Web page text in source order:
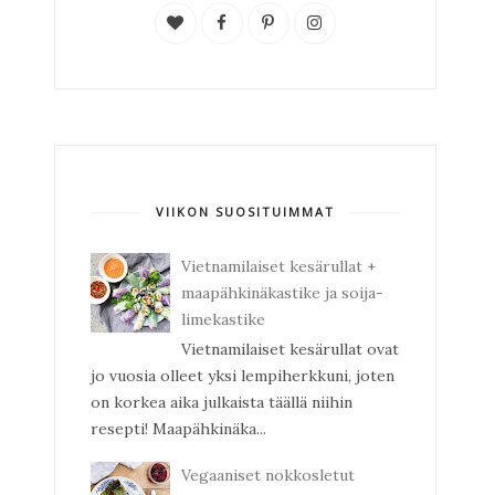
VIIKON SUOSITUIMMAT
Vietnamilaiset kesärullat +
maapähkinäkastike ja soija-
limekastike
Vietnamilaiset kesärullat ovat
jo vuosia olleet yksi lempiherkkuni, joten
on korkea aika julkaista täällä niihin
resepti! Maapähkinäka...
Vegaaniset nokkosletut